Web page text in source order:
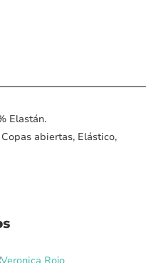
Elastán.
abiertas, Elástico,